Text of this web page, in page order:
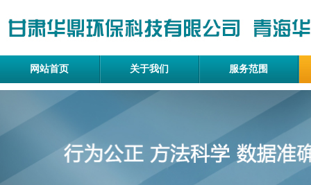
网站首页 关于我们 服务范围